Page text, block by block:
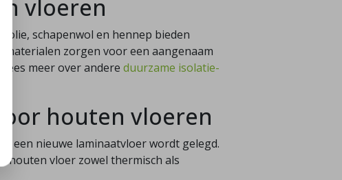
vloeren
schapenwol en hennep bieden
materialen zorgen voor een aangenaam
meer over andere duurzame isolatie-
houten vloeren
een nieuwe laminaatvloer wordt gelegd.
houten vloer zowel thermisch als